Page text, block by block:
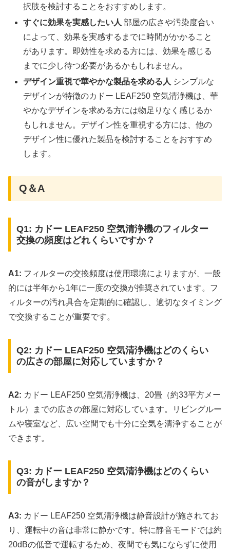
択肢を検討することをおすすめします。
すぐに効果を実感したい人 部屋の広さや汚染度合い
によって、効果を実感するまでに時間がかかること
があります。即効性を求める方には、効果を感じる
までに少し待つ必要があるかもしれません。
デザイン重視で華やかな製品を求める人 シンプルな
デザインが特徴のカドー LEAF250 空気清浄機は、華
やかなデザインを求める方には物足りなく感じるか
もしれません。デザイン性を重視する方には、他の
デザイン性に優れた製品を検討することをおすすめ
します。
Q＆A
Q1: カドー LEAF250 空気清浄機のフィルター
交換の頻度はどれくらいですか？
A1: フィルターの交換頻度は使用環境によりますが、一般
的には半年から1年に一度の交換が推奨されています。フ
ィルターの汚れ具合を定期的に確認し、適切なタイミング
で交換することが重要です。
Q2: カドー LEAF250 空気清浄機はどのくらい
の広さの部屋に対応していますか？
A2: カドー LEAF250 空気清浄機は、20畳（約33平方メー
トル）までの広さの部屋に対応しています。リビングルー
ムや寝室など、広い空間でも十分に空気を清浄することが
できます。
Q3: カドー LEAF250 空気清浄機はどのくらい
の音がしますか？
A3: カドー LEAF250 空気清浄機は静音設計が施されてお
り、運転中の音は非常に静かです。特に静音モードでは約
20dBの低音で運転するため、夜間でも気にならずに使用